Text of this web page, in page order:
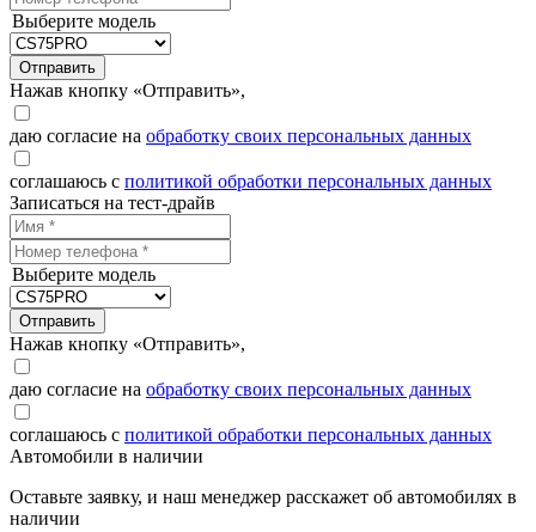
Выберите модель
Отправить
Нажав кнопку «Отправить»,
даю согласие на обработку своих персональных данных
соглашаюсь с политикой обработки персональных данных
Записаться на тест-драйв
Выберите модель
Отправить
Нажав кнопку «Отправить»,
даю согласие на обработку своих персональных данных
соглашаюсь с политикой обработки персональных данных
Автомобили в наличии
Оставьте заявку, и наш менеджер расскажет об автомобилях в
наличии